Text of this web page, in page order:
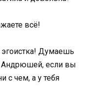
всё!
Думаешь
Андрюшей, если вы
с чем, а у тебя